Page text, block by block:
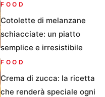
FOOD
Cotolette di melanzane
schiacciate: un piatto
semplice e irresistibile
FOOD
Crema di zucca: la ricetta
che renderà speciale ogni